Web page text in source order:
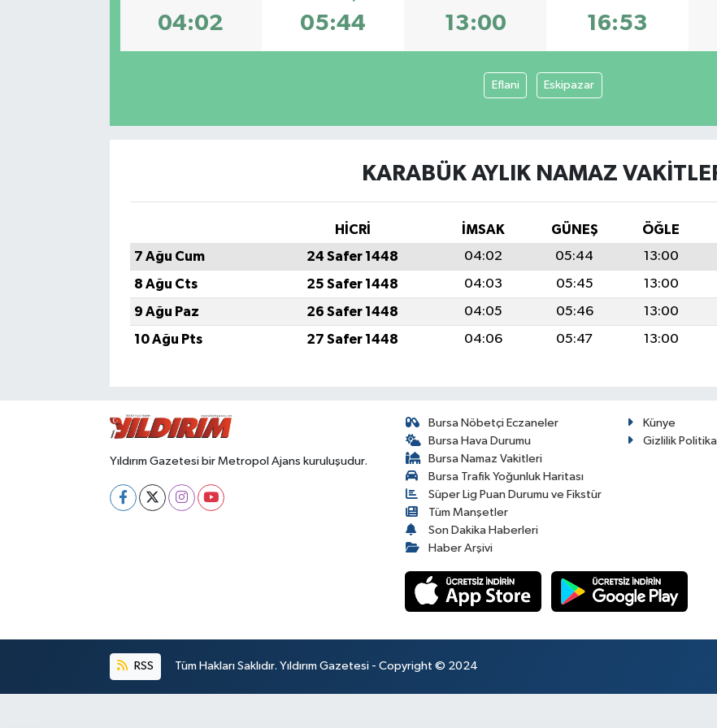
04:02 05:44 13:00 16:53
Eflani Eskipazar
KARABÜK AYLIK NAMAZ
HİCRİ İMSAK GÜNEŞ ÖĞLE
7 Ağu Cum
24 Safer 1448 04:02 05:44 13:00
8 Ağu Cts
25 Safer 1448 04:03 05:45 13:00
9 Ağu Paz
26 Safer 1448 04:05 05:46 13:00
10 Ağu Pts
27 Safer 1448 04:06 05:47 13:00
Yıldırım Gazetesi bir Metropol Ajans kuruluşudur.
Bursa Nöbetçi Eczaneler
Bursa Hava Durumu
Bursa Namaz Vakitleri
Bursa Trafik Yoğunluk Haritası
Süper Lig Puan Durumu ve Fikstür
Tüm Manşetler
Son Dakika Haberleri
Haber Arşivi
Künye
Gizlilik
RSS Tüm Hakları Saklıdır. Yıldırım Gazetesi - Copyright © 2024